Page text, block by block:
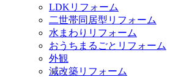
LDKリフォーム
二世帯同居型リフォーム
水まわりリフォーム
おうちまるごとリフォーム
外観
減改築リフォーム